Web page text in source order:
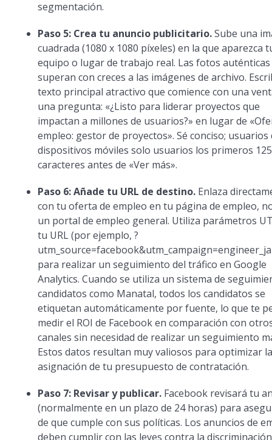
segmentación.
Paso 5: Crea tu anuncio publicitario.Sube una
cuadrada (1080 x 1080 píxeles) en la que aparezca
equipo o lugar de trabajo real. Las fotos auténticas
superan con creces a las imágenes de archivo.
texto principal atractivo que comience con una
una pregunta: «¿Listo para liderar proyectos que
impactan a millones de usuarios?» en lugar de
empleo: gestor de proyectos». Sé conciso; usuarios
dispositivos móviles solo usuarios los primeros 125
caracteres antes de «Ver más».
Paso 6: Añade tu URL de destino. Enlaza
con tu oferta de empleo en tu página de empleo,
un portal de empleo general. Utiliza parámetros
tu URL (por ejemplo, ?
para realizar un seguimiento del tráfico en Google
Analytics. Cuando se utiliza un sistema de
candidatos como Manatal, todos los candidatos se
etiquetan automáticamente por fuente, lo que te
medir el ROI de Facebook en comparación con
canales sin necesidad de realizar un seguimiento
Estos datos resultan muy valiosos para optimizar
asignación de tu presupuesto de contratación.
Paso 7: Revisar y publicar. Facebook revisará tu
(normalmente en un plazo de 24 horas) para
de que cumple con sus políticas. Los anuncios de
deben cumplir con las leyes contra la